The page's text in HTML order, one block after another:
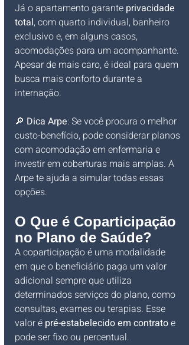
Já o apartamento garante privacidade
total, com quarto individual, banheiro
exclusivo e, em alguns casos,
acomodações para um acompanhante.
Apesar de mais caro, é ideal para quem
busca mais conforto durante a
internação.
🔎 Dica Arpe: Se você procura o melhor
custo-benefício, pode considerar planos
com acomodação em enfermaria e
investir em coberturas mais amplas. A
Arpe te ajuda a simular todas essas
opções.
O Que é Coparticipação
no Plano de Saúde?
A coparticipação é uma modalidade
em que o beneficiário paga um valor
adicional sempre que utiliza
determinados serviços do plano, como
consultas, exames ou terapias. Esse
valor é pré-estabelecido em contrato e
pode ser fixo ou percentual.